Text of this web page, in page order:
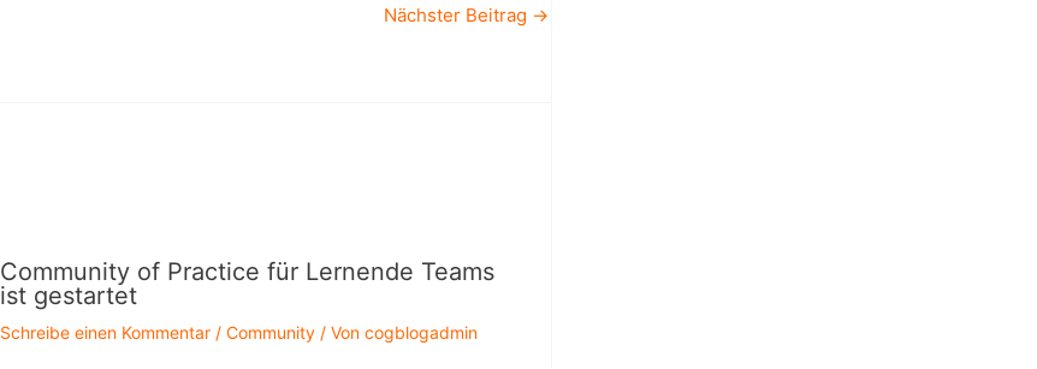
Nächster Beitrag →
Community of Practice für Lernende Teams
ist gestartet
Schreibe einen Kommentar /Community / Voncogblogadmin